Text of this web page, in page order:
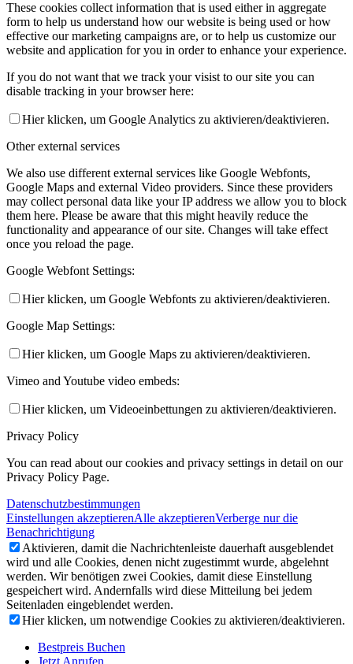
These cookies collect information that is used either in aggregate
form to help us understand how our website is being used or how
effective our marketing campaigns are, or to help us customize our
website and application for you in order to enhance your experience.
If you do not want that we track your visist to our site you can
disable tracking in your browser here:
Hier klicken, um Google Analytics zu aktivieren/deaktivieren.
Other external services
We also use different external services like Google Webfonts,
Google Maps and external Video providers. Since these providers
may collect personal data like your IP address we allow you to block
them here. Please be aware that this might heavily reduce the
functionality and appearance of our site. Changes will take effect
once you reload the page.
Google Webfont Settings:
Hier klicken, um Google Webfonts zu aktivieren/deaktivieren.
Google Map Settings:
Hier klicken, um Google Maps zu aktivieren/deaktivieren.
Vimeo and Youtube video embeds:
Hier klicken, um Videoeinbettungen zu aktivieren/deaktivieren.
Privacy Policy
You can read about our cookies and privacy settings in detail on our
Privacy Policy Page.
Datenschutzbestimmungen
Einstellungen akzeptierenAlle akzeptierenVerberge nur die
Benachrichtigung
Aktivieren, damit die Nachrichtenleiste dauerhaft ausgeblendet
wird und alle Cookies, denen nicht zugestimmt wurde, abgelehnt
werden. Wir benötigen zwei Cookies, damit diese Einstellung
gespeichert wird. Andernfalls wird diese Mitteilung bei jedem
Seitenladen eingeblendet werden.
Hier klicken, um notwendige Cookies zu aktivieren/deaktivieren.
Bestpreis Buchen